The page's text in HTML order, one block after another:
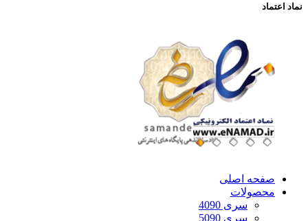
نماد اعتماد
صفحه اصلی
محصولات
سری 4090
سری 5090